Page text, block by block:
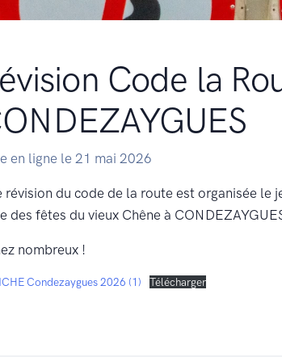
Code la
en ligne le 21 mai 2026
révision du code de la route est organisée le
des fêtes du vieux Chêne à
nombreux !
Condezaygues 2026 (1) Télécharger